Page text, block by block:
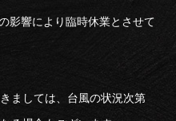
影響により臨時休業とさせて
ましては、台風の状況次第